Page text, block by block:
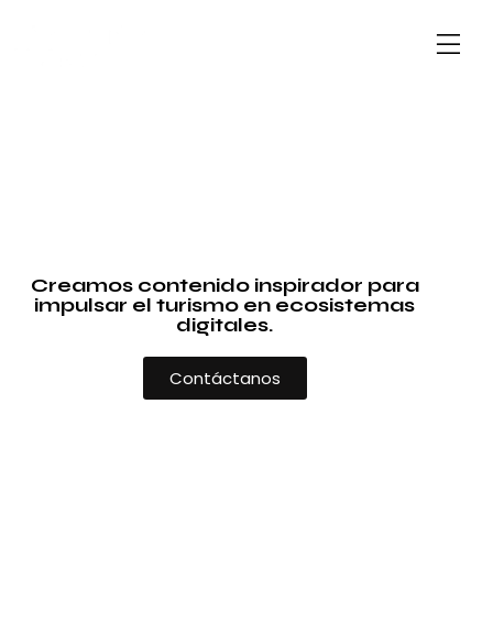
Creamos contenido inspirador para
impulsar el turismo en ecosistemas
digitales.
Contáctanos